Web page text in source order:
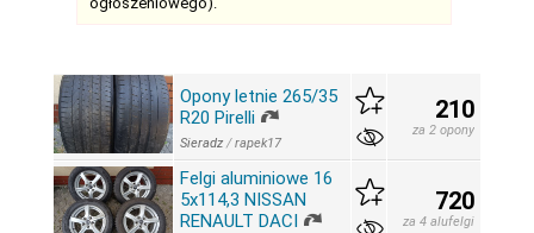
Opony letnie 265/35
R20 Pirelli
Sieradz /rapek17
210
za 2 opony
Felgi aluminiowe 16
5x114,3 NISSAN
RENAULT DACI
720
za 4 alufelgi